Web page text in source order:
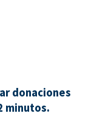
donaciones
minutos.